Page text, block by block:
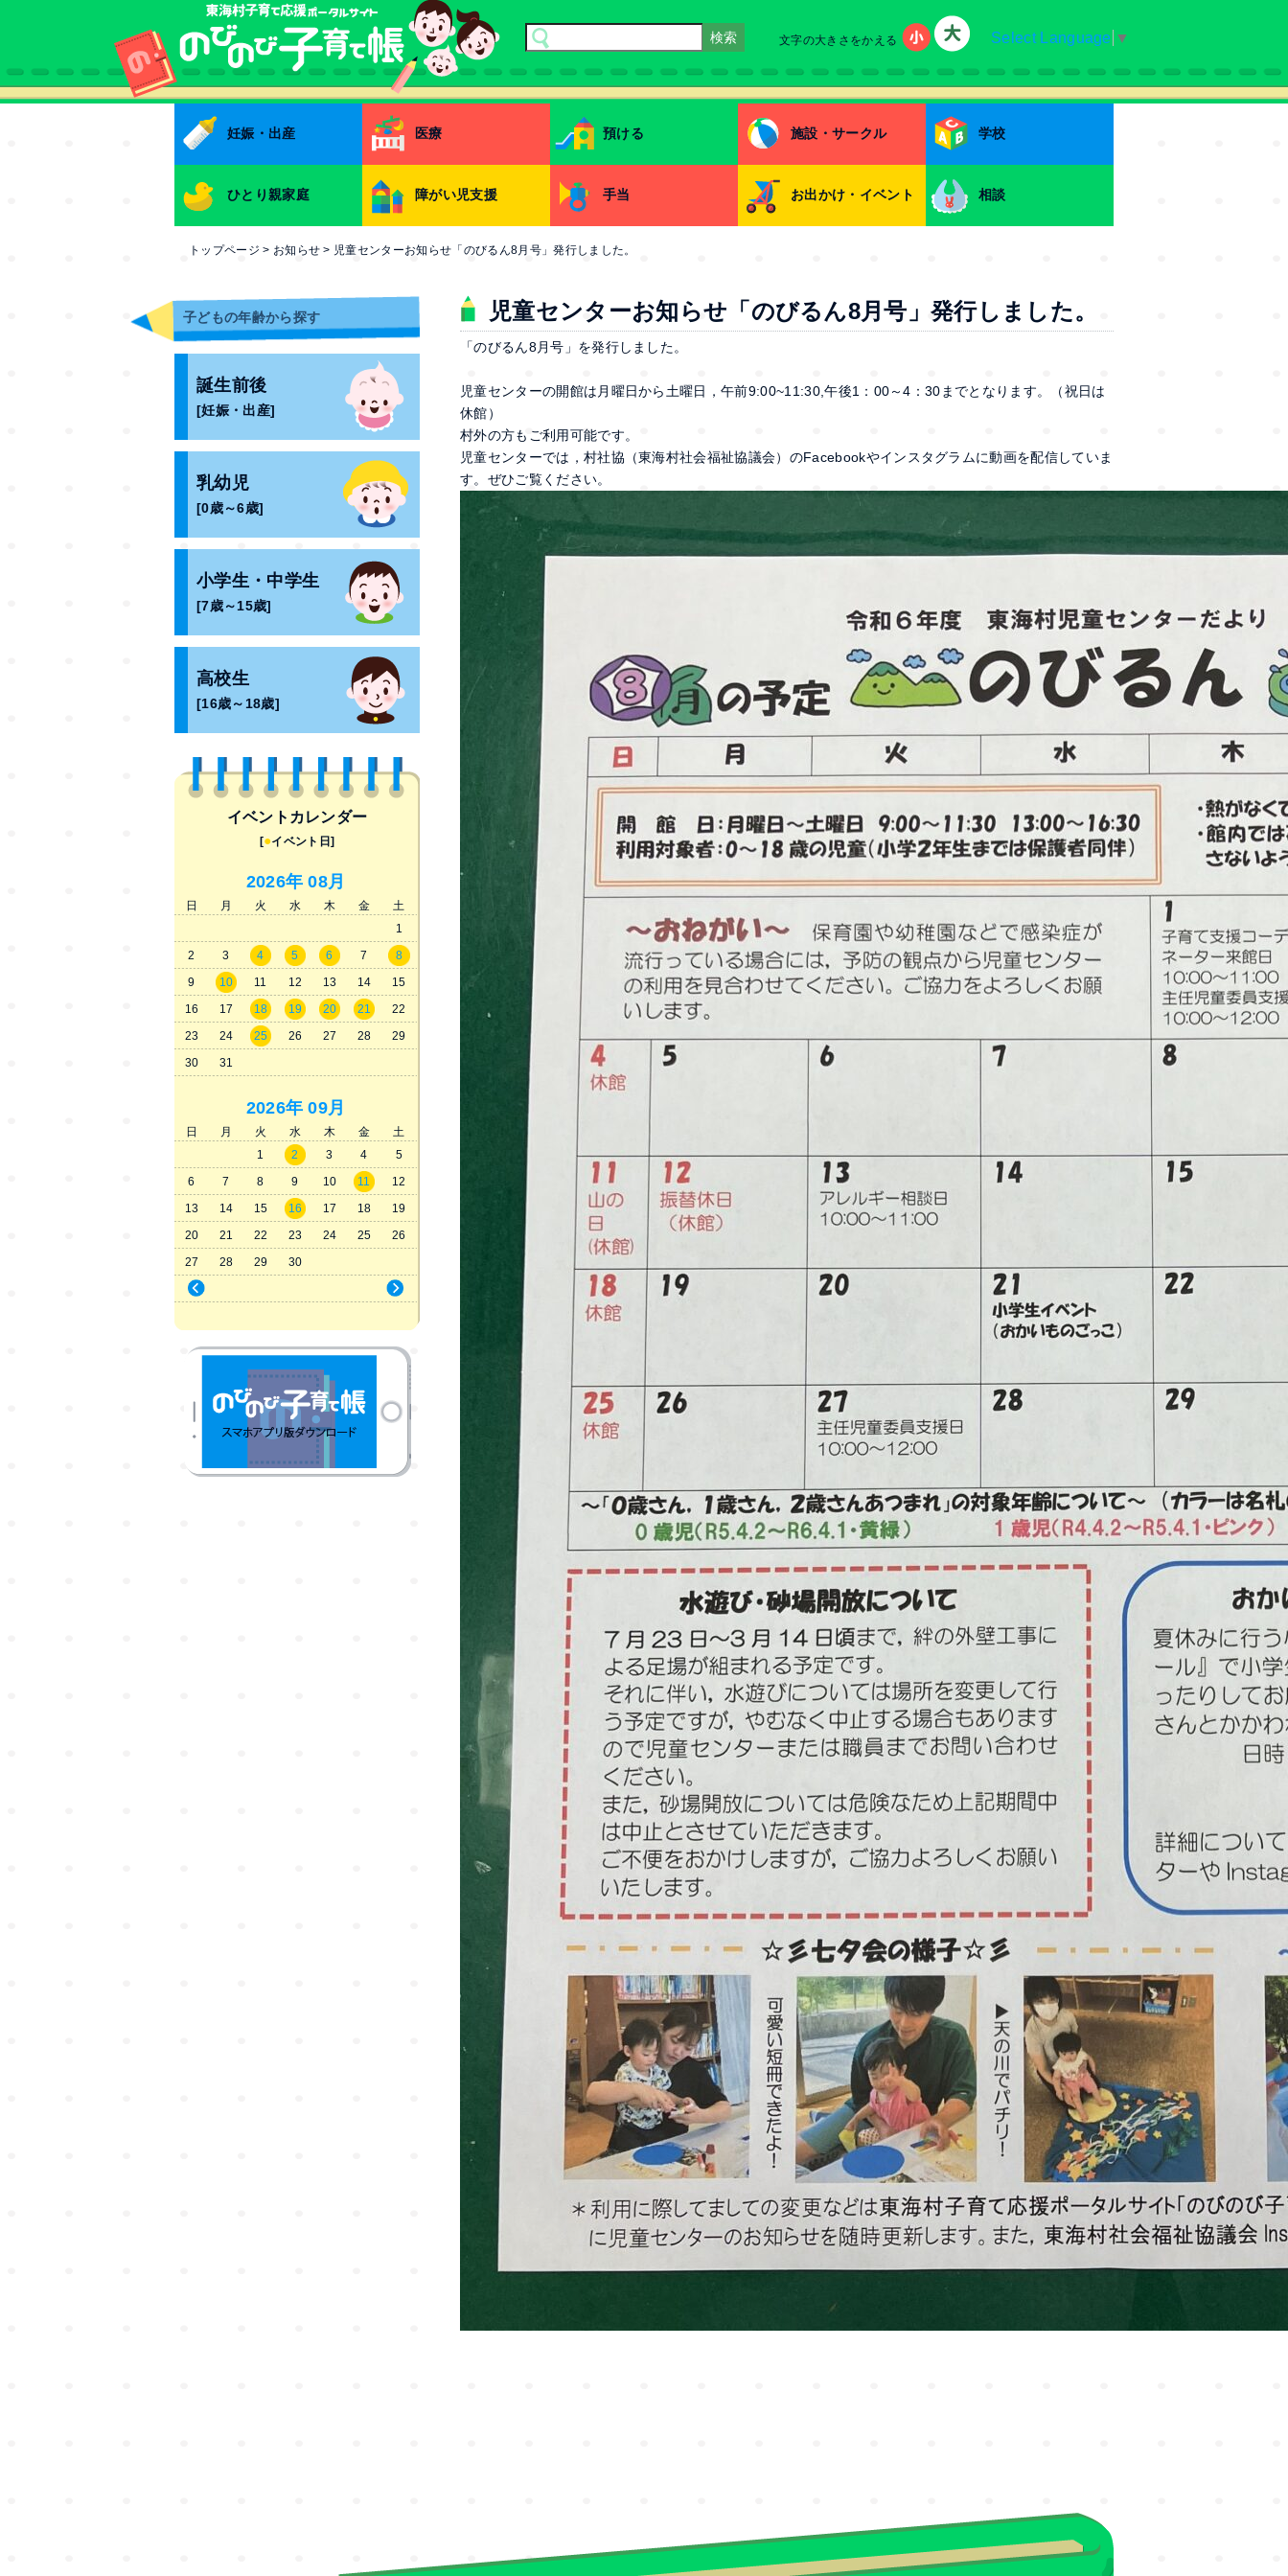
文字の大きさをかえる
Select Language ▼
妊娠・出産 医療 預ける 施設・サークル 学校
ひとり親家庭 障がい児支援 手当 お出かけ・イベント 相談
トップページ > お知らせ > 児童センターお知らせ「のびるん8月号」発行しました。
子どもの年齢から探す
誕生前後
[妊娠・出産]
乳幼児
[0歳～6歳]
小学生・中学生
[7歳～15歳]
高校生
[16歳～18歳]
イベントカレンダー
[●イベント日]
2026年 08月
日 月 火 水 木 金
土
1
2
3 4 5 6 7
8
9
10 11 12 13 14
15
16
17 18 19 20 21
22
23
24 25 26 27 28
29
30
31
2026年 09月
日 月 火 水 木 金 土
1 2 3 4
5
6
7 8 9 10 11
12
13
14 15 16 17 18
19
20
21 22 23 24 25
26
27
28 29 30
児童センターお知らせ「のびるん8月号」発行しました。
「のびるん8月号」を発行しました。
児童センターの開館は月曜日から土曜日，午前9:00~11:30,午後1：00～4：30までとなります。（祝日は
休館）
村外の方もご利用可能です。
児童センターでは，村社協（東海村社会福祉協議会）のFacebookやインスタグラムに動画を配信していま
す。ぜひご覧ください。